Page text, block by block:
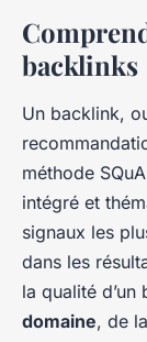
backlinks
Un backlink,
méthode
intégré et
signaux les
dans les
la qualité d’un
domaine, de